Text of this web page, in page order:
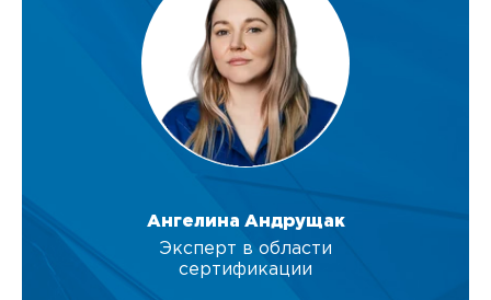
Ангелина Андрущак
Эксперт в области
сертификации